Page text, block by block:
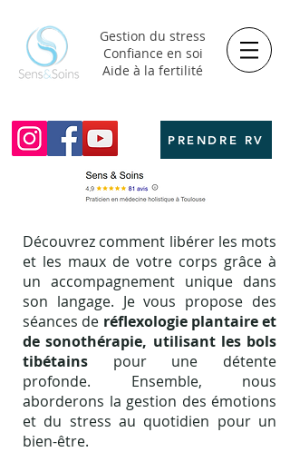
Gestion du stress
Confiance en soi
Aide à la fertilité
PRENDRE RV
Découvrez comment libérer les mots
et les maux de votre corps grâce à
un accompagnement unique dans
son langage. Je vous propose des
séances de réflexologie plantaire et
de sonothérapie, utilisant les bols
tibétains pour une détente
profonde. Ensemble, nous
aborderons la gestion des émotions
et du stress au quotidien pour un
bien-être.